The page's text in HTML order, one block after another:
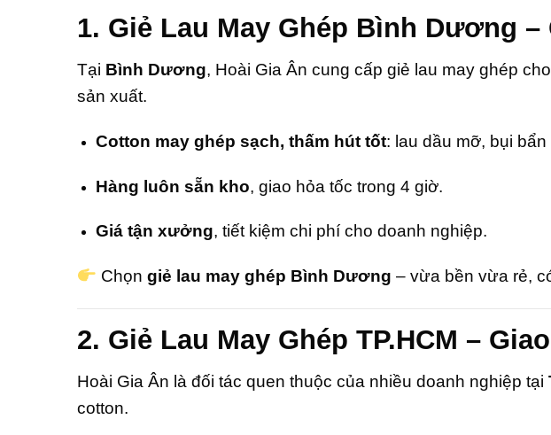
1. Giẻ Lau May Ghép Bình Dương –
Tại Bình Dương, Hoài Gia Ân cung cấp giẻ lau may ghép
sản xuất.
Cotton may ghép sạch, thấm hút tốt: lau dầu mỡ, bụi bẩn
Hàng luôn sẵn kho, giao hỏa tốc trong 4 giờ.
Giá tận xưởng, tiết kiệm chi phí cho doanh nghiệp.
Chọn giẻ lau may ghép Bình Dương – vừa bền vừa rẻ,
2. Giẻ Lau May Ghép TP.HCM –
Hoài Gia Ân là đối tác quen thuộc của nhiều doanh nghiệp tại
cotton.